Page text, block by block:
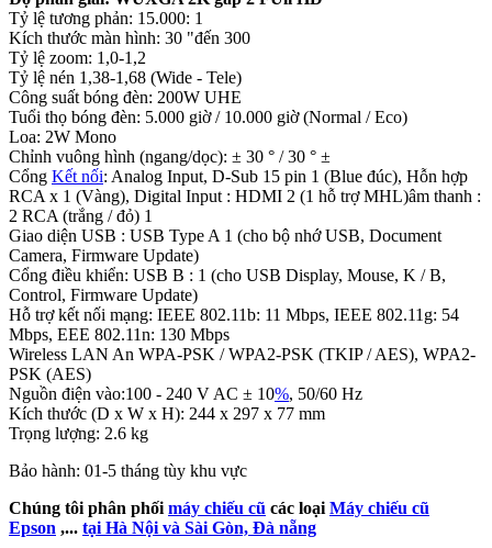
Tỷ lệ tương phản: 15.000: 1
Kích thước màn hình: 30 "đến 300
Tỷ lệ zoom: 1,0-1,2
Tỷ lệ nén 1,38-1,68 (Wide - Tele)
Công suất bóng đèn: 200W UHE
Tuổi thọ bóng đèn: 5.000 giờ / 10.000 giờ (Normal / Eco)
Loa: 2W Mono
Chỉnh vuông hình (ngang/dọc): ± 30 ° / 30 ° ±
Cổng Kết nối: Analog Input, D-Sub 15 pin 1 (Blue đúc), Hỗn hợp
RCA x 1 (Vàng), Digital Input : HDMI 2 (1 hỗ trợ MHL)âm thanh :
2 RCA (trắng / đỏ) 1
Giao diện USB : USB Type A 1 (cho bộ nhớ USB, Document
Camera, Firmware Update)
Cổng điều khiển: USB B : 1 (cho USB Display, Mouse, K / B,
Control, Firmware Update)
Hỗ trợ kết nối mạng: IEEE 802.11b: 11 Mbps, IEEE 802.11g: 54
Mbps, EEE 802.11n: 130 Mbps
Wireless LAN An WPA-PSK / WPA2-PSK (TKIP / AES), WPA2-
PSK (AES)
Nguồn điện vào:100 - 240 V AC ± 10%, 50/60 Hz
Kích thước (D x W x H): 244 x 297 x 77 mm
Trọng lượng: 2.6 kg
Bảo hành: 01-5 tháng tùy khu vực
Chúng tôi phân phối máy chiếu cũ các loại Máy chiếu cũ
Epson ,... tại Hà Nội và Sài Gòn, Đà nẵng